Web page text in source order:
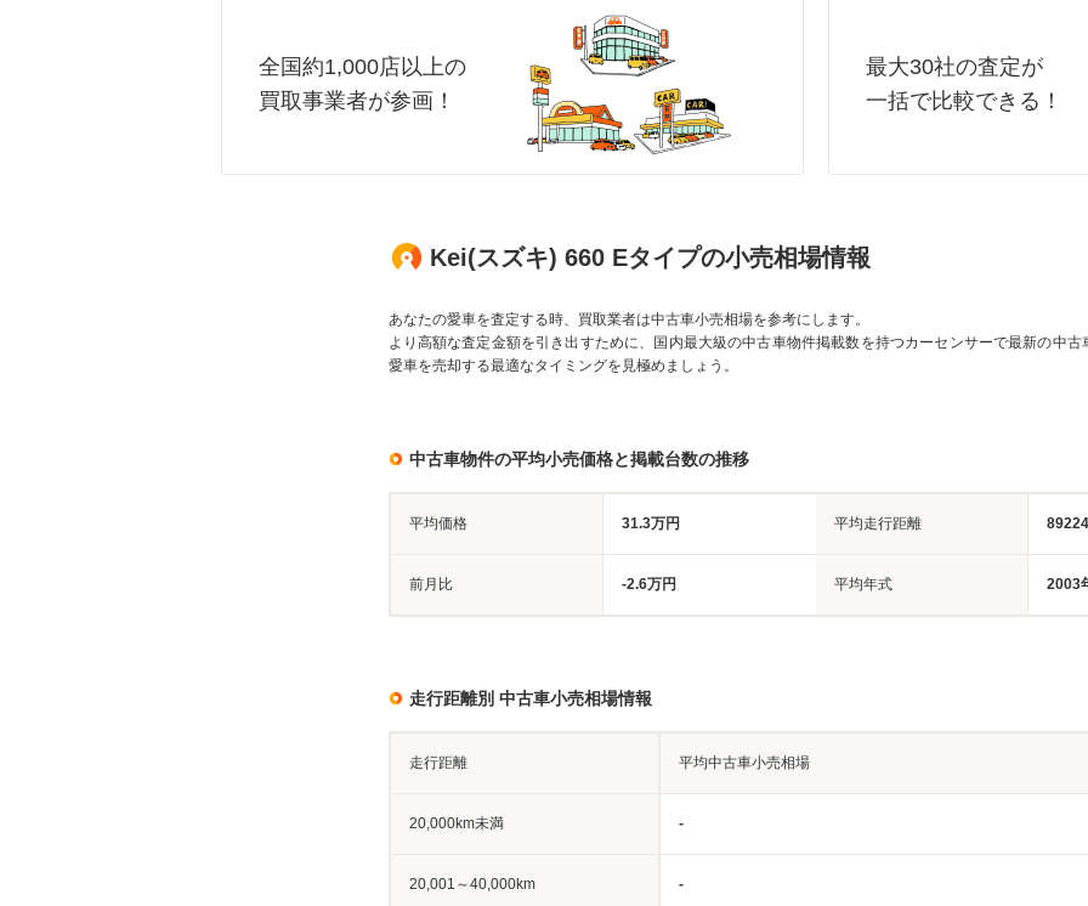
全国約1,000店以上の
買取事業者が参画！
最大30社の査定が
一括で比較できる！
Kei(スズキ) 660 Eタイプの小売相場情報
あなたの愛車を査定する時、買取業者は中古車小売相場を参考にします。
より高額な査定金額を引き出すために、国内最大級の中古車物件掲載数を持つカーセンサーで最新の中古
愛車を売却する最適なタイミングを見極めましょう。
中古車物件の平均小売価格と掲載台数の推移
平均価格 31.3万円 平均走行距離
前月比 -2.6万円 平均年式 2003
走行距離別 中古車小売相場情報
走行距離 平均中古車小売相場
20,000km未満 -
20,001～40,000km -